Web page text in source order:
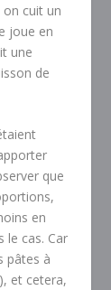
cuit un
joue en
une
de
que
en
le cas. Car
pâtes à
et cetera,